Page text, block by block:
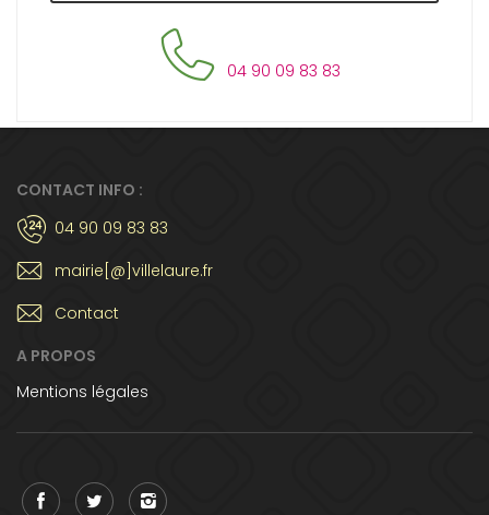
04 90 09 83 83
CONTACT INFO :
04 90 09 83 83
mairie[@]villelaure.fr
Contact
A PROPOS
Mentions légales